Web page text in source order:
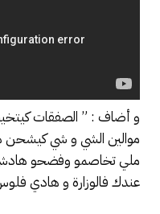
و أضاف : ” الصفقات
موالين الشي و شي كيشحن
ملي تخاصمو وفضحو
عندك فالوزارة و هادي